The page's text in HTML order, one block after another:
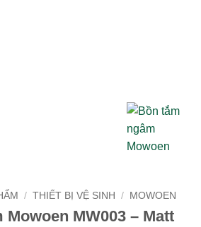
/ THIẾT BỊ VỆ SINH / MOWOEN
Mowoen MW003 – Matt